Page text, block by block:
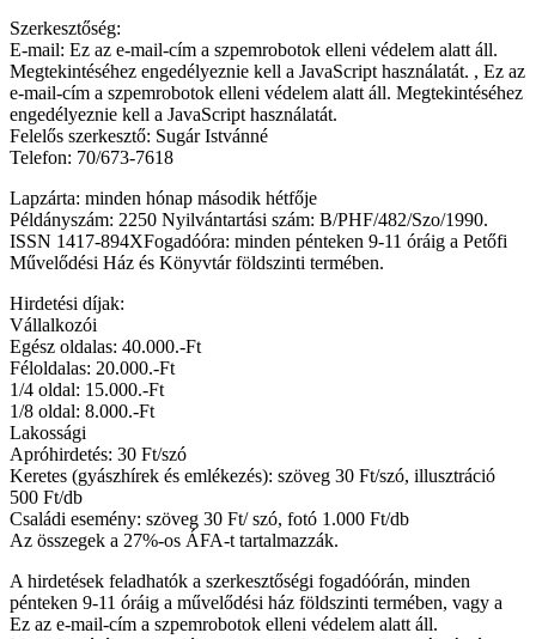
Szerkesztőség:
E-mail: Ez az e-mail-cím a szpemrobotok elleni védelem alatt áll.
Megtekintéséhez engedélyeznie kell a JavaScript használatát. , Ez az
e-mail-cím a szpemrobotok elleni védelem alatt áll. Megtekintéséhez
engedélyeznie kell a JavaScript használatát.
Felelős szerkesztő: Sugár Istvánné
Telefon: 70/673-7618
Lapzárta: minden hónap második hétfője
Példányszám: 2250 Nyilvántartási szám: B/PHF/482/Szo/1990.
ISSN 1417-894XFogadóóra: minden pénteken 9-11 óráig a Petőfi
Művelődési Ház és Könyvtár földszinti termében.
Hirdetési díjak:
Vállalkozói
Egész oldalas: 40.000.-Ft
Féloldalas: 20.000.-Ft
1/4 oldal: 15.000.-Ft
1/8 oldal: 8.000.-Ft
Lakossági
Apróhirdetés: 30 Ft/szó
Keretes (gyászhírek és emlékezés): szöveg 30 Ft/szó, illusztráció
500 Ft/db
Családi esemény: szöveg 30 Ft/ szó, fotó 1.000 Ft/db
Az összegek a 27%-os ÁFA-t tartalmazzák.
A hirdetések feladhatók a szerkesztőségi fogadóórán, minden
pénteken 9-11 óráig a művelődési ház földszinti termében, vagy a
Ez az e-mail-cím a szpemrobotok elleni védelem alatt áll.